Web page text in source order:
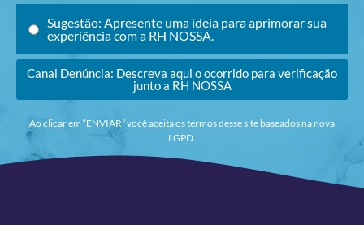
Sugestão: Apresente uma ideia para aprimorar sua
experiência com a RH NOSSA.
Canal Denúncia: Descreva aqui o ocorrido para verificação
junto a RH NOSSA
Ao clicar em “ENVIAR” você aceita os termos desse site baseados na nova
LGPD.